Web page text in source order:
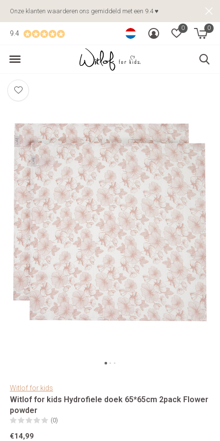
0 0
9.4
Onze klanten waarderen ons gemiddeld met een 9.4 ♥
Witlof for kids
Witlof for kids Hydrofiele doek 65*65cm 2pack Flower
powder
(0)
€14,99